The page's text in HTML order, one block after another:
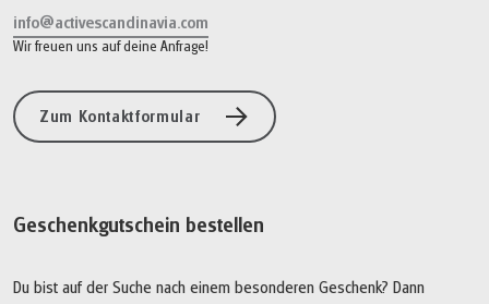
info@activescandinavia.com
Wir freuen uns auf deine Anfrage!
Zum Kontaktformular
Geschenkgutschein bestellen
Du bist auf der Suche nach einem besonderen Geschenk? Dann